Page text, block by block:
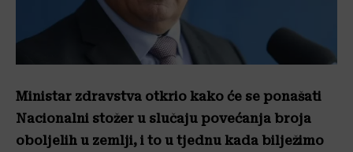
Ministar zdravstva otkrio kako će se ponašati
Nacionalni stožer u slučaju povećanja broja
oboljelih u zemlji, i to u tjednu kada bilježimo